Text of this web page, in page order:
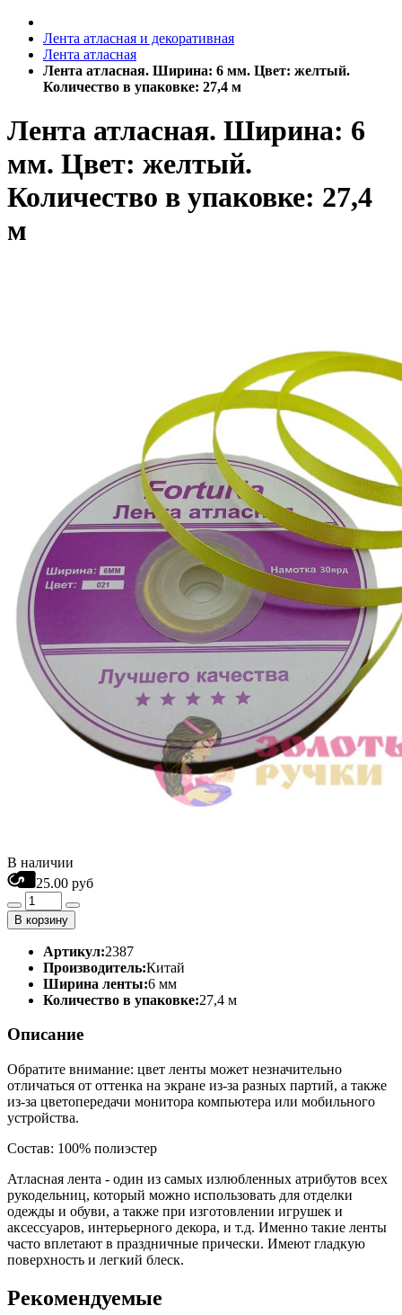
Лента атласная и декоративная
Лента атласная
Лента атласная. Ширина: 6 мм. Цвет: желтый.
Количество в упаковке: 27,4 м
Лента атласная. Ширина: 6
мм. Цвет: желтый.
Количество в упаковке: 27,4
м
В наличии
25.00 руб
В корзину
Артикул:2387
Производитель:Китай
Ширина ленты:6 мм
Количество в упаковке:27,4 м
Описание
Обратите внимание: цвет ленты может незначительно
отличаться от оттенка на экране из-за разных партий, а также
из-за цветопередачи монитора компьютера или мобильного
устройства.
Состав: 100% полиэстер
Атласная лента - один из самых излюбленных атрибутов всех
рукодельниц, который можно использовать для отделки
одежды и обуви, а также при изготовлении игрушек и
аксессуаров, интерьерного декора, и т.д. Именно такие ленты
часто вплетают в праздничные прически. Имеют гладкую
поверхность и легкий блеск.
Рекомендуемые